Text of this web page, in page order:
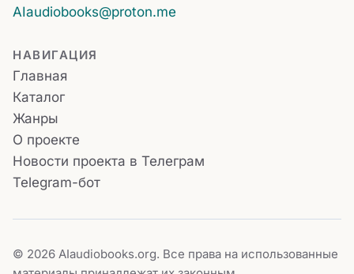
AIaudiobooks@proton.me
НАВИГАЦИЯ
Главная
Каталог
Жанры
О проекте
Новости проекта в Телеграм
Telegram-бот
© 2026 AIaudiobooks.org. Все права на использованные